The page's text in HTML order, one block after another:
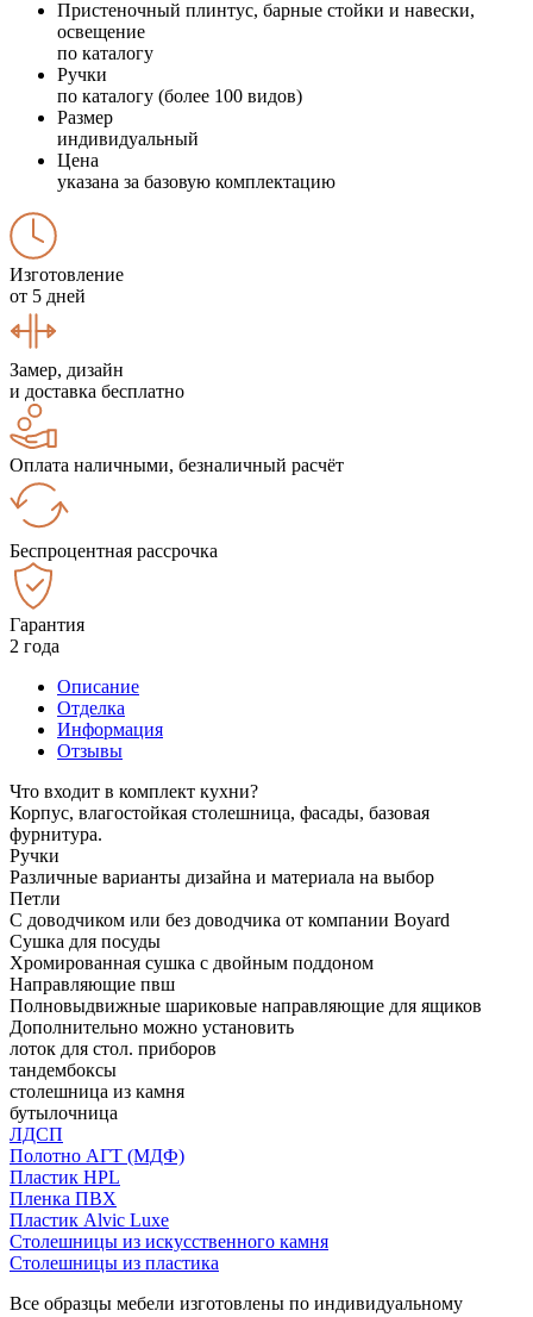
Пристеночный плинтус, барные стойки и навески,
освещение
по каталогу
Ручки
по каталогу (более 100 видов)
Размер
индивидуальный
Цена
указана за базовую комплектацию
Изготовление
от 5 дней
Замер, дизайн
и доставка бесплатно
Оплата наличными, безналичный расчёт
Беспроцентная рассрочка
Гарантия
2 года
Описание
Отделка
Информация
Отзывы
Что входит в комплект кухни?
Корпус, влагостойкая столешница, фасады, базовая
фурнитура.
Ручки
Различные варианты дизайна и материала на выбор
Петли
С доводчиком или без доводчика от компании Boyard
Сушка для посуды
Хромированная сушка с двойным поддоном
Направляющие пвш
Полновыдвижные шариковые направляющие для ящиков
Дополнительно можно установить
лоток для стол. приборов
тандембоксы
столешница из камня
бутылочница
ЛДСП
Полотно АГТ (МДФ)
Пластик HPL
Пленка ПВХ
Пластик Alvic Luxe
Столешницы из искусственного камня
Столешницы из пластика
Все образцы мебели изготовлены по индивидуальному